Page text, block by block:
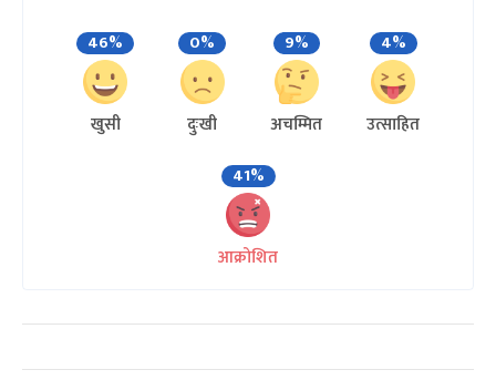
46%
खुसी
0%
दुःखी
9%
अचम्मित
4%
उत्साहित
41%
आक्रोशित